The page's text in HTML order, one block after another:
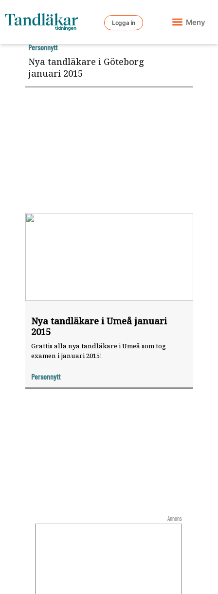
Logga in Meny
Nya tandläkare i Umeå januari
2015
Grattis alla nya tandläkare i Umeå som tog
examen i januari 2015!
Personnytt
Nya tandläkare i Göteborg
januari 2015
Personnytt
Annons